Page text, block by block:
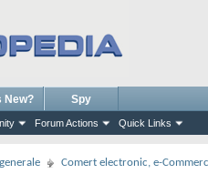
Forum Actions Quick Links
New? Spy
Comert electronic, e-